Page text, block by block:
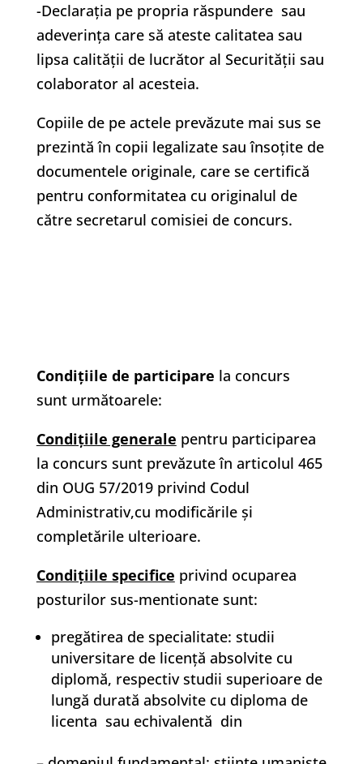
-Declaraţia pe propria răspundere sau
adeverinţa care să ateste calitatea sau
lipsa calității de lucrător al Securității sau
colaborator al acesteia.
Copiile de pe actele prevăzute mai sus se
prezintă în copii legalizate sau însoţite de
documentele originale, care se certifică
pentru conformitatea cu originalul de
către secretarul comisiei de concurs.
Condiţiile de participare la concurs
sunt următoarele:
Condiţiile generale pentru participarea
la concurs sunt prevăzute în articolul 465
din OUG 57/2019 privind Codul
Administrativ,cu modificările și
completările ulterioare.
Condiţiile specifice privind ocuparea
posturilor sus-mentionate sunt:
pregătirea de specialitate: studii
universitare de licenţă absolvite cu
diplomă, respectiv studii superioare de
lungă durată absolvite cu diploma de
licenta sau echivalentă din